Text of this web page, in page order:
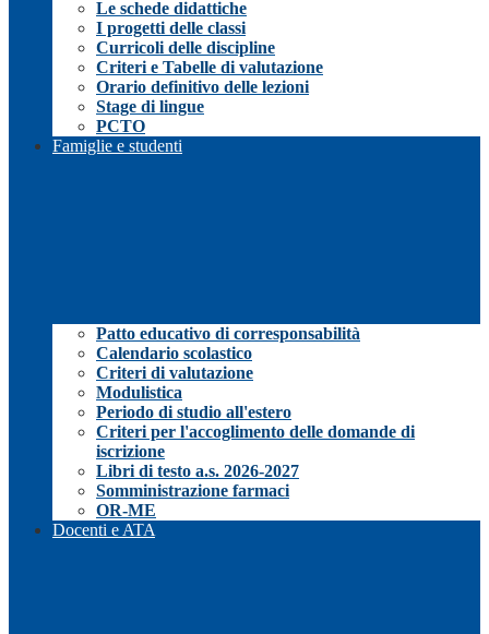
Le schede didattiche
I progetti delle classi
Curricoli delle discipline
Criteri e Tabelle di valutazione
Orario definitivo delle lezioni
Stage di lingue
PCTO
Famiglie e studenti
Patto educativo di corresponsabilità
Calendario scolastico
Criteri di valutazione
Modulistica
Periodo di studio all'estero
Criteri per l'accoglimento delle domande di
iscrizione
Libri di testo a.s. 2026-2027
Somministrazione farmaci
OR-ME
Docenti e ATA